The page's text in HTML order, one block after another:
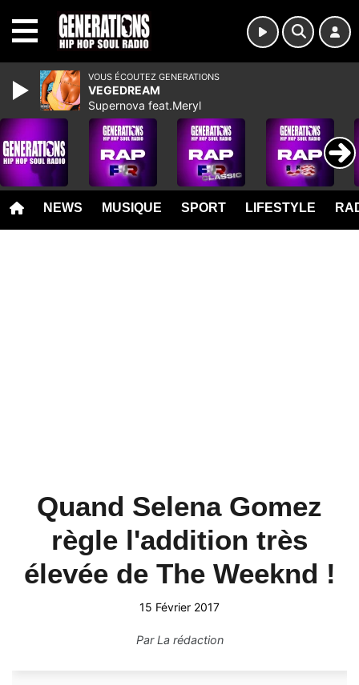
NEWS MUSIQUE SPORT LIFESTYLE
Quand Selena Gomez
règle l'addition très
élevée de The Weeknd !
15 Février 2017
ParLa rédaction
VOUS ÉCOUTEZ GENERATIONS
VEGEDREAM
Supernova feat.Meryl